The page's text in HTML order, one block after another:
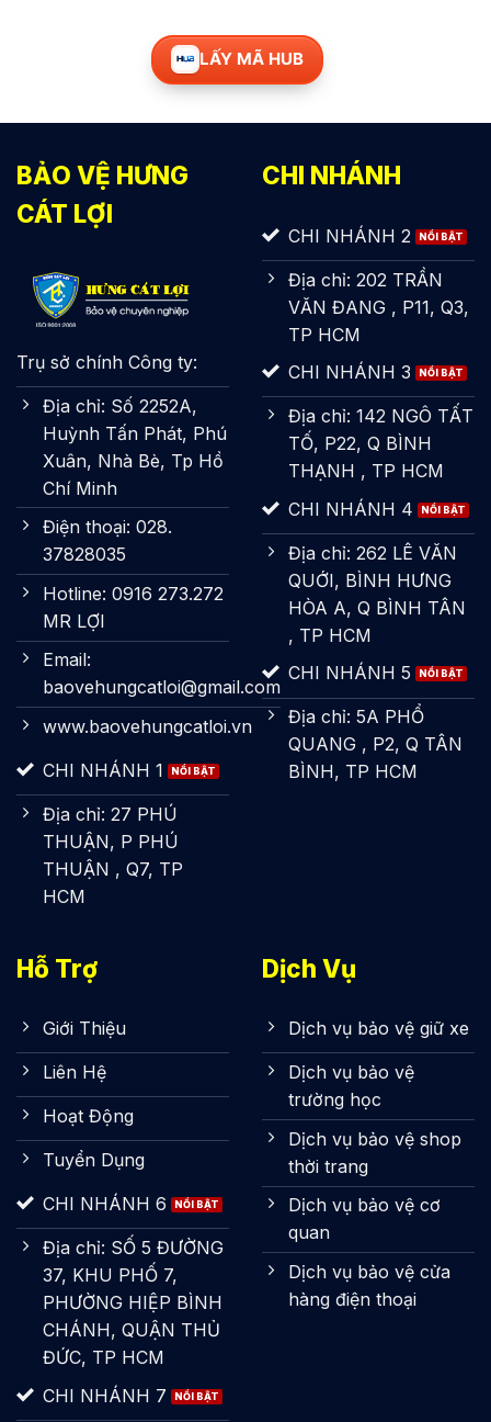
LẤY MÃ HUB
BẢO VỆ HƯNG
CÁT LỢI
Trụ sở chính Công ty:
Địa chỉ: Số 2252A,
Huỳnh Tấn Phát, Phú
Xuân, Nhà Bè, Tp Hồ
Chí Minh
Điện thoại: 028.
37828035
Hotline: 0916 273.272
MR LỢI
Email:
baovehungcatloi@gmail.com
www.baovehungcatloi.vn
CHI NHÁNH 1
Địa chỉ: 27 PHÚ
THUẬN, P PHÚ
THUẬN , Q7, TP
HCM
CHI NHÁNH
CHI NHÁNH 2
Địa chỉ: 202 TRẦN
VĂN ĐANG , P11, Q3,
TP HCM
CHI NHÁNH 3
Địa chỉ: 142 NGÔ TẤT
TỐ, P22, Q BÌNH
THẠNH , TP HCM
CHI NHÁNH 4
Địa chỉ: 262 LÊ VĂN
QUỚI, BÌNH HƯNG
HÒA A, Q BÌNH TÂN
, TP HCM
CHI NHÁNH 5
Địa chỉ: 5A PHỔ
QUANG , P2, Q TÂN
BÌNH, TP HCM
Hỗ Trợ
Giới Thiệu
Liên Hệ
Hoạt Động
Tuyển Dụng
CHI NHÁNH 6
Địa chỉ: SỐ 5 ĐƯỜNG
37, KHU PHỐ 7,
PHƯỜNG HIỆP BÌNH
CHÁNH, QUẬN THỦ
ĐỨC, TP HCM
CHI NHÁNH 7
Dịch Vụ
Dịch vụ bảo vệ giữ xe
Dịch vụ bảo vệ
trường học
Dịch vụ bảo vệ shop
thời trang
Dịch vụ bảo vệ cơ
quan
Dịch vụ bảo vệ cửa
hàng điện thoại